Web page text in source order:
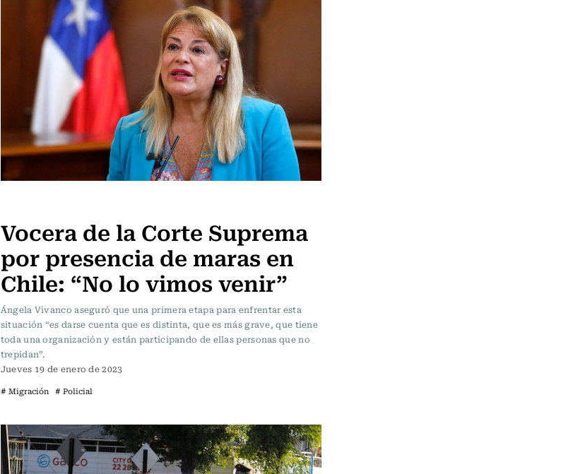
Vocera de la Corte Suprema
por presencia de maras en
Chile: “No lo vimos venir”
Ángela Vivanco aseguró que una primera etapa para enfrentar esta
situación “es darse cuenta que es distinta, que es más grave, que tiene
toda una organización y están participando de ellas personas que no
trepidan”.
Jueves 19 de enero de 2023
# Migración # Policial